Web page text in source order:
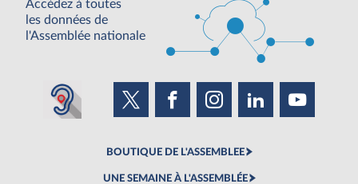
Accédez à toutes
les données de
l'Assemblée nationale
BOUTIQUE DE L'ASSEMBLEE
UNE SEMAINE À L'ASSEMBLÉE